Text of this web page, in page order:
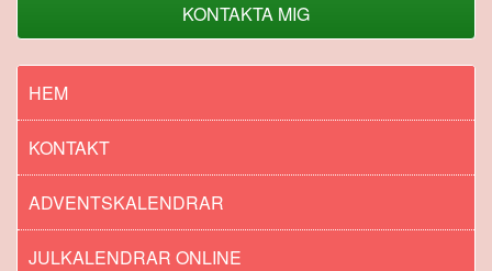
KONTAKTA MIG
HEM
KONTAKT
ADVENTSKALENDRAR
JULKALENDRAR ONLINE